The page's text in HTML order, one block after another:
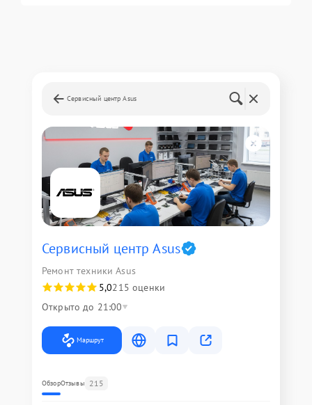
Сервисный центр Asus
Сервисный центр Asus
Ремонт техники Asus
5,0215 оценки
Открыто до 21:00
Маршрут
ОбзорОтзывы 215